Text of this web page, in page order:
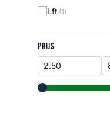
Lft (1)
Prijs
PRIJS
range slider